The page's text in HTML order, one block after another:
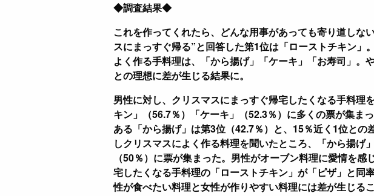
◆調査結果◆
これを作ってくれたら、どんな用事があっても寄り道しな
スにまっすぐ帰る”と回答した第1位は「ローストチキン」
よく作る手料理は、「から揚げ」「ケーキ」「お寿司」。
との理想に差が生じる結果に。
男性に対し、クリスマスにまっすぐ帰宅したくなる手料理
キン」（56.7％）「ケーキ」（52.3％）に多くの票が集ま
ある「から揚げ」は第3位（42.7％）と、15％近く1位との
しクリスマスによく作る料理を聞いたところ、「から揚げ
（50％）に票が集まった。男性がオーブン料理に愛情を感
宅したくなる手料理の「ローストチキン」が「ピザ」と同
性が食べたい料理と女性が作りやすい料理には差が生じる